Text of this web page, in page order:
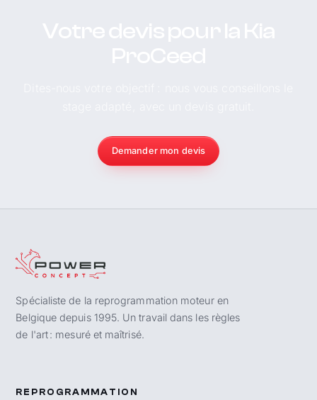
Demander mon devis
Spécialiste de la reprogrammation moteur en
Belgique depuis 1995. Un travail dans les règles
de l'art : mesuré et maîtrisé.
REPROGRAMMATION